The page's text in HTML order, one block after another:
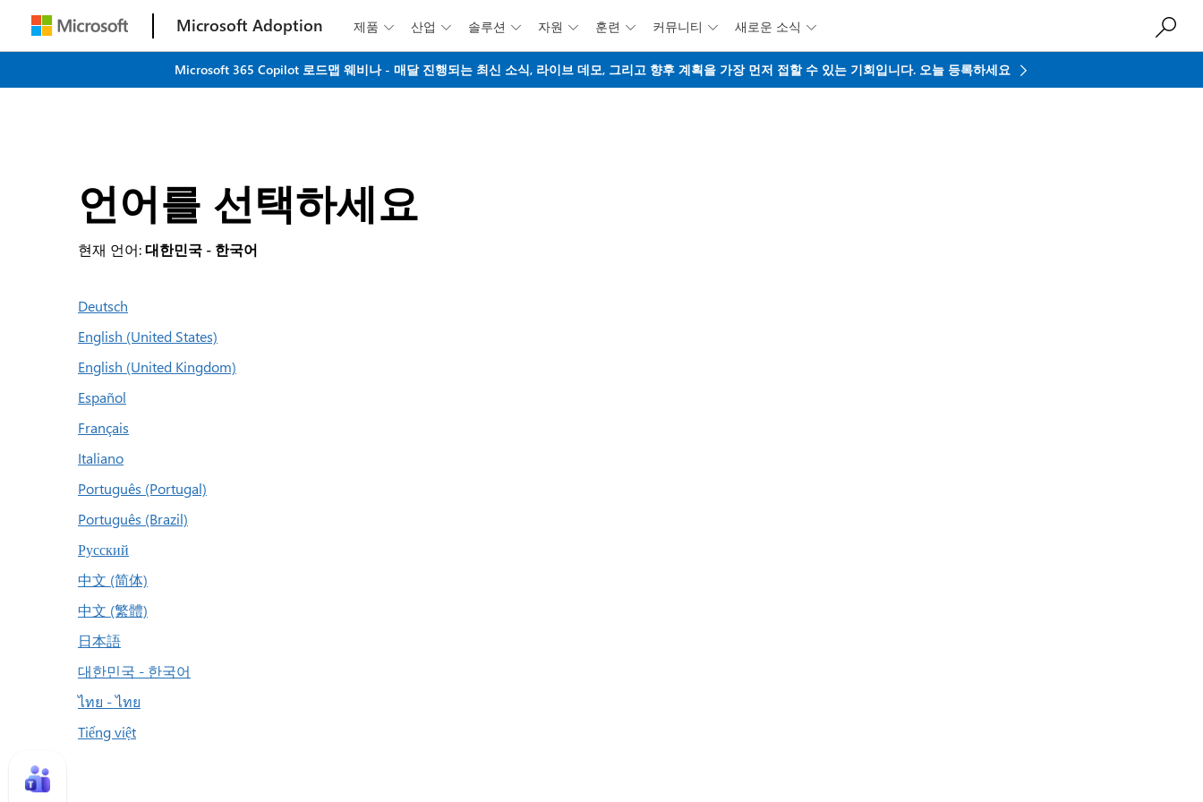
주요 콘텐츠로 건너뛰기
Microsoft Adoption 제품  산업  솔루션  자원  훈련  커뮤니티  새로운 소식 
Microsoft 365 Copilot 로드맵 웨비나 - 매달 진행되는 최신 소식, 라이브 데모, 그리고 향후 계획을 가장 먼저 접할 수 있는 기회입니다. 오늘 등록하세요
언어를 선택하세요
현재 언어:대한민국 - 한국어
Deutsch
English (United States)
English (United Kingdom)
Español
Français
Italiano
Português (Portugal)
Português (Brazil)
Русский
中文 (简体)
中文 (繁體)
日本語
대한민국 - 한국어
ไทย - ไทย
Tiếng việt